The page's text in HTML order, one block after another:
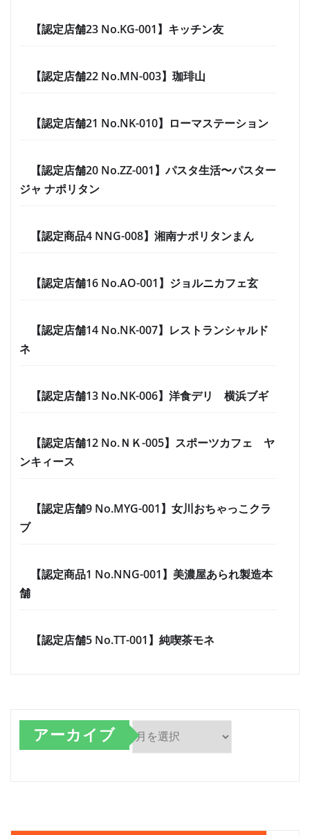
【認定店舗23 No.KG-001】キッチン友
【認定店舗22 No.MN-003】珈琲山
【認定店舗21 No.NK-010】ローマステーション
【認定店舗20 No.ZZ-001】パスタ生活〜パスター
ジャ ナポリタン
【認定商品4 NNG-008】湘南ナポリタンまん
【認定店舗16 No.AO-001】ジョルニカフェ玄
【認定店舗14 No.NK-007】レストランシャルド
ネ
【認定店舗13 No.NK-006】洋食デリ 横浜ブギ
【認定店舗12 No.ＮＫ-005】スポーツカフェ ヤ
ンキィース
【認定店舗9 No.MYG-001】女川おちゃっこクラ
ブ
【認定商品1 No.NNG-001】美濃屋あられ製造本
舗
【認定店舗5 No.TT-001】純喫茶モネ
アーカイブ